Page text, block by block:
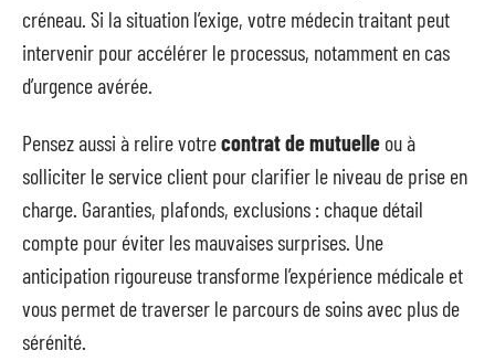
créneau. Si la situation l’exige, votre médecin traitant peut
intervenir pour accélérer le processus, notamment en cas
d’urgence avérée.
Pensez aussi à relire votrecontrat de mutuelle ou à
solliciter le service client pour clarifier le niveau de prise en
charge. Garanties, plafonds, exclusions : chaque détail
compte pour éviter les mauvaises surprises. Une
anticipation rigoureuse transforme l’expérience médicale et
vous permet de traverser le parcours de soins avec plus de
sérénité.